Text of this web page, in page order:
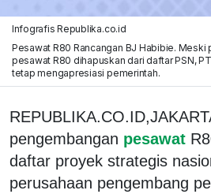
Infografis Republika.co.id
Pesawat R80 Rancangan BJ Habibie.
pesawat R80 dihapuskan dari daftar PSN,
tetap mengapresiasi pemerintah.
pengembangan pesawat
daftar proyek strategis
perusahaan pengembang